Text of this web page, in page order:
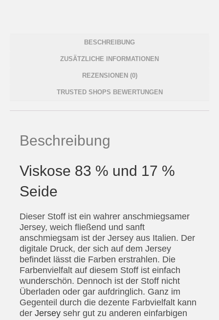
BESCHREIBUNG
ZUSÄTZLICHE INFORMATIONEN
REZENSIONEN (0)
TRUSTED SHOPS BEWERTUNGEN
Beschreibung
Viskose 83 % und 17 %
Seide
Dieser Stoff ist ein wahrer anschmiegsamer
Jersey, weich fließend und sanft
anschmiegsam ist der Jersey aus Italien. Der
digitale Druck, der sich auf dem Jersey
befindet lässt die Farben erstrahlen. Die
Farbenvielfalt auf diesem Stoff ist einfach
wunderschön. Dennoch ist der Stoff nicht
Überladen oder gar aufdringlich. Ganz im
Gegenteil durch die dezente Farbvielfalt kann
der Jersey sehr gut zu anderen einfarbigen